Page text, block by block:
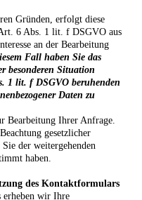
Gründen, erfolgt diese
6 Abs. 1 lit. f DSGVO aus
an der Bearbeitung
Fall haben Sie das
besonderen Situation
1 lit. f DSGVO beruhenden
Daten zu
Bearbeitung Ihrer Anfrage.
gesetzlicher
der weitergehenden
haben.
des Kontaktformulars
erheben wir Ihre